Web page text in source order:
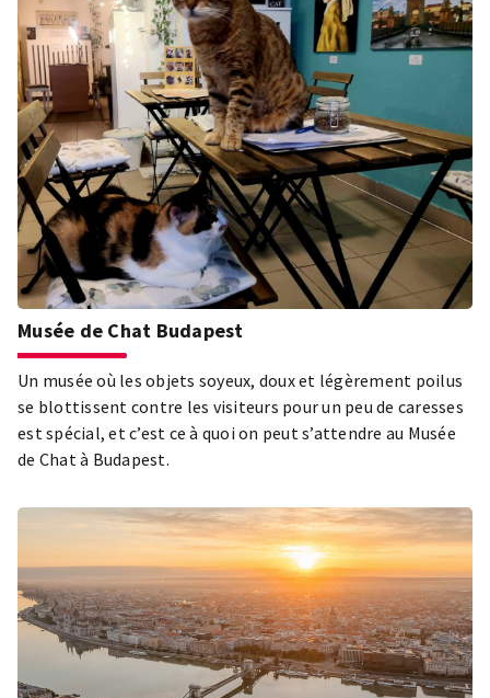
Musée de Chat Budapest
Un musée où les objets soyeux, doux et légèrement poilus
se blottissent contre les visiteurs pour un peu de caresses
est spécial, et c’est ce à quoi on peut s’attendre au Musée
de Chat à Budapest.